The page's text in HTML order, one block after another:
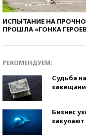
ИСПЫТАНИЕ НА
ПРОШЛА «ГОНКА
РЕКОМЕНДУЕМ:
Судьба
Бизнес